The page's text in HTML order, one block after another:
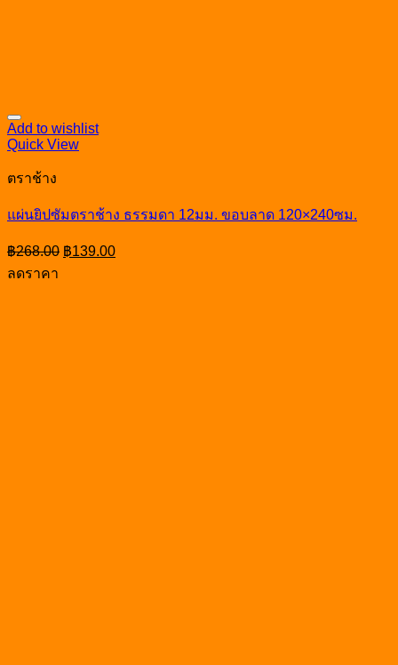
Add to wishlist
Quick View
ตราช้าง
แผ่นยิปซัมตราช้าง ธรรมดา 12มม. ขอบลาด 120×240ซม.
฿268.00 Original
price
฿139.00Current
price
ลดราคา